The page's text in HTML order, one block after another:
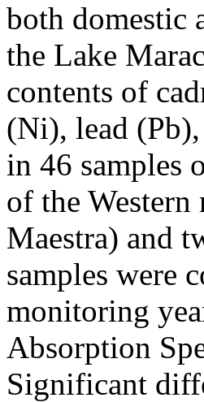
both domestic
the Lake
contents of
(Ni), lead
in 46 samples
of the
Maestra) and
samples were
monitoring
Absorption
Significant